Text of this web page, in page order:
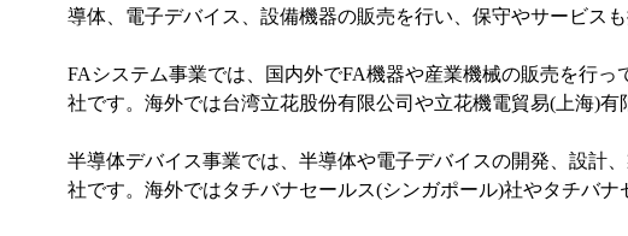
導体、電子デバイス、設備機器の販売を行い、保守やサービスも
FAシステム事業では、国内外でFA機器や産業機械の販売を行
社です。海外では台湾立花股份有限公司や立花機電貿易(上海)有
半導体デバイス事業では、半導体や電子デバイスの開発、設計
社です。海外ではタチバナセールス(シンガポール)社やタチバナ